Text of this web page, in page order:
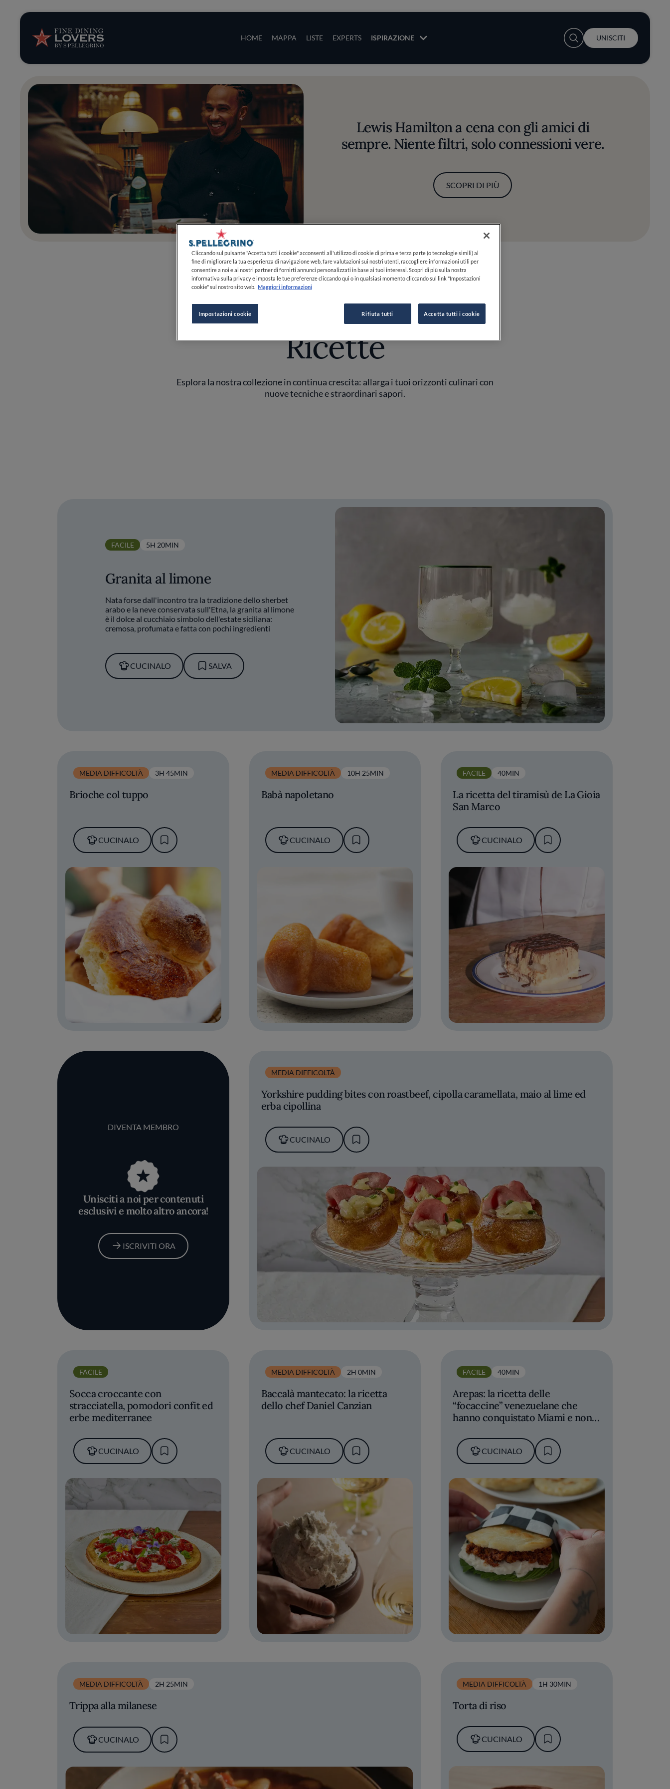
HOME MAPPA LISTE EXPERTS ISPIRAZIONE
Storie e tendenze
Ricette
Trucchi e consigli
Serie
User account menu
UNISCITI
Lewis Hamilton a cena con gli amici di
sempre. Niente filtri, solo connessioni vere.
SCOPRI DI PIÙ
RICETTE
Ricette
Esplora la nostra collezione in continua crescita: allarga i tuoi orizzonti culinari con
nuove tecniche e straordinari sapori.
FACILE 5H 20MIN
Granita al limone
Nata forse dall'incontro tra la tradizione dello sherbet
arabo e la neve conservata sull'Etna, la granita al limone
è il dolce al cucchiaio simbolo dell'estate siciliana:
cremosa, profumata e fatta con pochi ingredienti
CUCINALO SALVA
MEDIA DIFFICOLTÀ 3H 45MIN
Brioche col tuppo
CUCINALO
MEDIA DIFFICOLTÀ 10H 25MIN
Babà napoletano
CUCINALO
FACILE 40MIN
La ricetta del tiramisù de La Gioia
San Marco
CUCINALO
DIVENTA MEMBRO
Unisciti a noi per contenuti
esclusivi e molto altro ancora!
ISCRIVITI ORA
MEDIA DIFFICOLTÀ
Yorkshire pudding bites con roastbeef, cipolla caramellata, maio al lime ed
erba cipollina
CUCINALO
FACILE
Socca croccante con
stracciatella, pomodori confit ed
erbe mediterranee
CUCINALO
MEDIA DIFFICOLTÀ 2H 0MIN
Baccalà mantecato: la ricetta
dello chef Daniel Canzian
CUCINALO
FACILE 40MIN
Arepas: la ricetta delle
“focaccine” venezuelane che
hanno conquistato Miami e non
CUCINALO
MEDIA DIFFICOLTÀ 2H 25MIN
Trippa alla milanese
CUCINALO
MEDIA DIFFICOLTÀ 1H 30MIN
Torta di riso
CUCINALO
Cliccando sul pulsante "Accetta tutti i cookie" acconsenti all'utilizzo di cookie di prima e terza parte (o tecnologie simili) al
fine di migliorare la tua esperienza di navigazione web, fare valutazioni sui nostri utenti, raccogliere informazioni utili per
consentire a noi e ai nostri partner di fornirti annunci personalizzati in base ai tuoi interessi. Scopri di più sulla nostra
informativa sulla privacy e imposta le tue preferenze cliccando qui o in qualsiasi momento cliccando sul link "Impostazioni
cookie" sul nostro sito web. Maggiori informazioni
Impostazioni cookie Rifiuta tutti Accetta tutti i cookie